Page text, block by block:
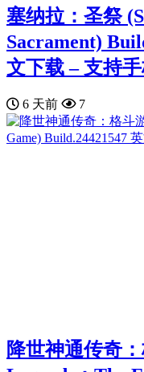
塞纳拉：圣祭
Sacrament)
文下载 – 支持
6 天前 7
降世神通传奇